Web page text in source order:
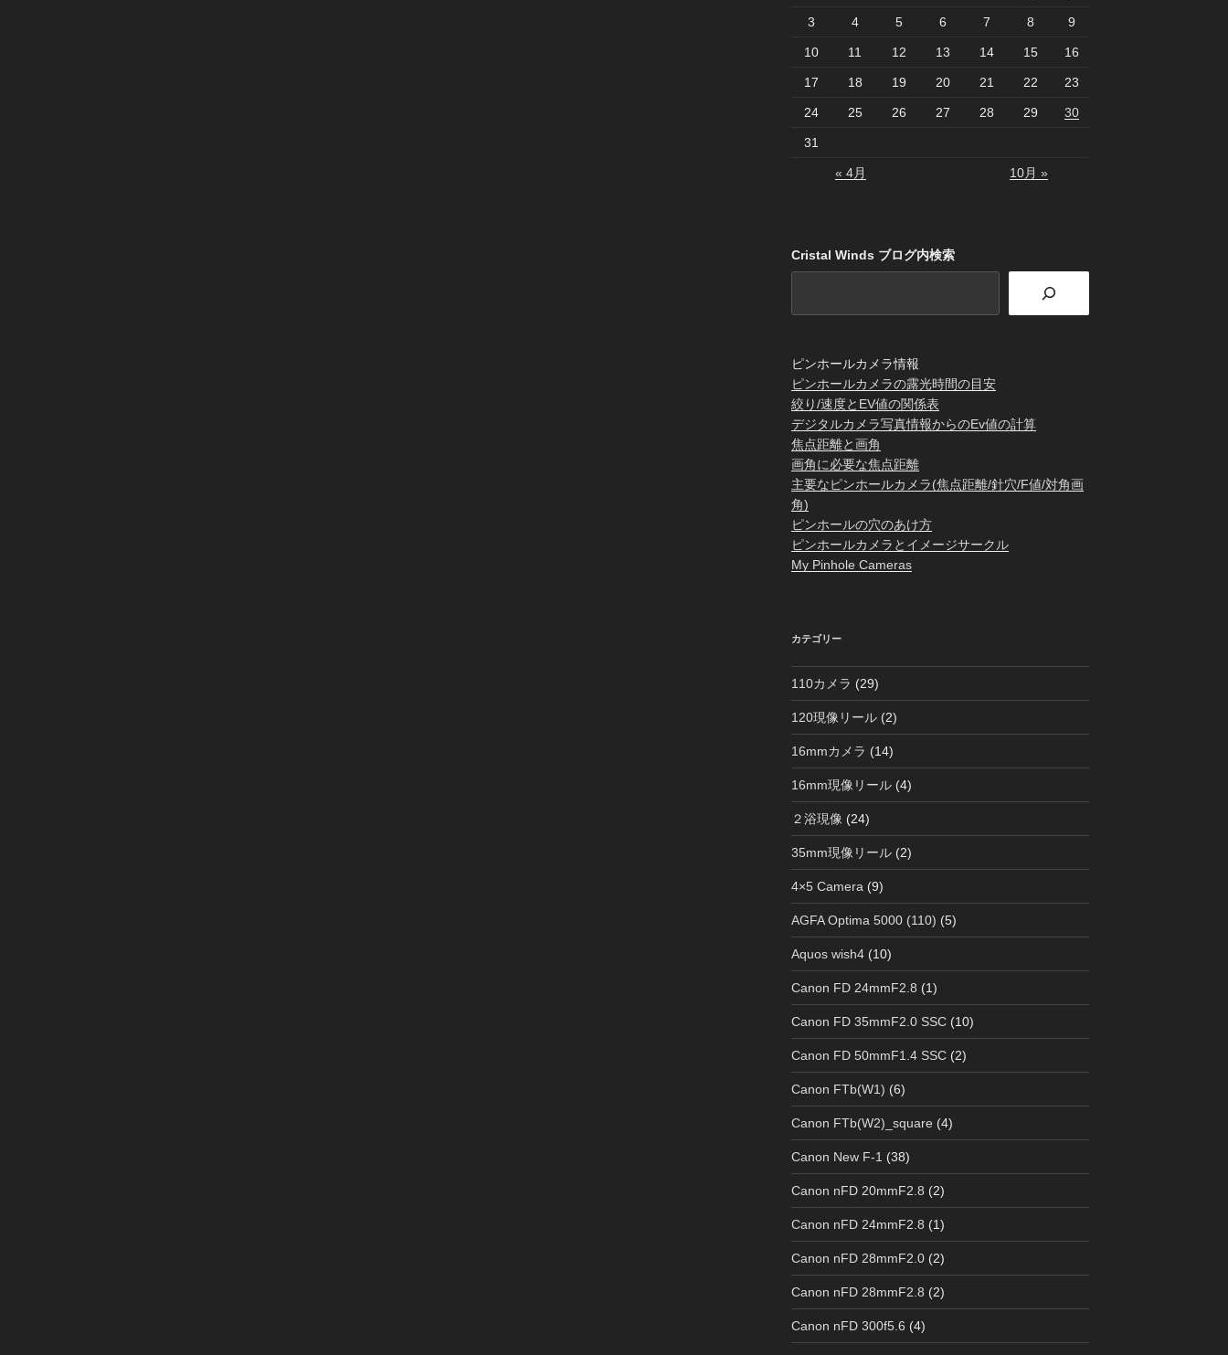
3 4 5 6 7 8 9
10 11 12 13 14 15 16
17 18 19 20 21 22 23
24 25 26 27 28 29 30
31
« 4月 10月 »
Cristal Winds ブログ内検索
ピンホールカメラ情報
ピンホールカメラの露光時間の目安
絞り/速度とEV値の関係表
デジタルカメラ写真情報からのEv値の計算
焦点距離と画角
画角に必要な焦点距離
主要なピンホールカメラ(焦点距離/針穴/F値/対角画
角)
ピンホールの穴のあけ方
ピンホールカメラとイメージサークル
My Pinhole Cameras
カテゴリー
110カメラ (29)
120現像リール (2)
16mmカメラ (14)
16mm現像リール (4)
２浴現像 (24)
35mm現像リール (2)
4×5 Camera (9)
AGFA Optima 5000 (110) (5)
Aquos wish4 (10)
Canon FD 24mmF2.8 (1)
Canon FD 35mmF2.0 SSC (10)
Canon FD 50mmF1.4 SSC (2)
Canon FTb(W1) (6)
Canon FTb(W2)_square (4)
Canon New F-1 (38)
Canon nFD 20mmF2.8 (2)
Canon nFD 24mmF2.8 (1)
Canon nFD 28mmF2.0 (2)
Canon nFD 28mmF2.8 (2)
Canon nFD 300f5.6 (4)